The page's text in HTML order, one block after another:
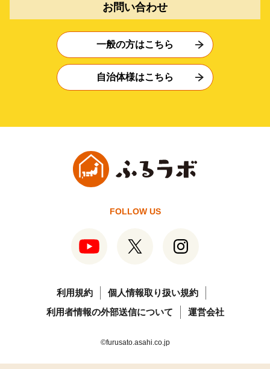
お問い合わせ
一般の方はこちら
自治体様はこちら
FOLLOW US
利用規約
個人情報取り扱い規約
利用者情報の外部送信について
運営会社
©furusato.asahi.co.jp